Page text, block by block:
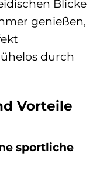
Blicke
genießen,
durch
Vorteile
sportliche